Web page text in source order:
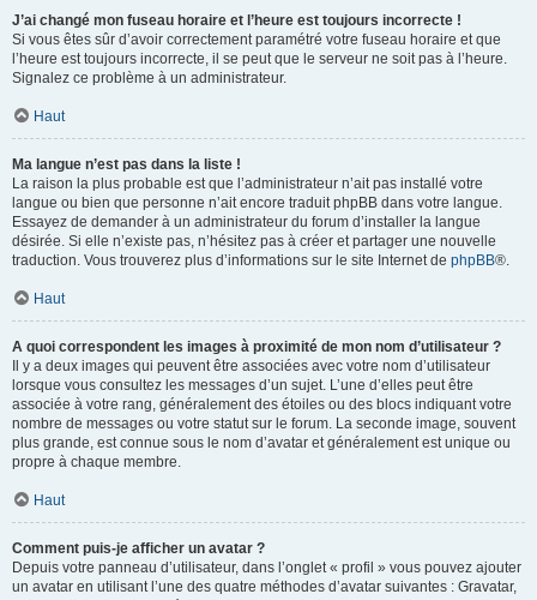
J’ai changé mon fuseau horaire et l’heure est toujours incorrecte !
Si vous êtes sûr d’avoir correctement paramétré votre fuseau horaire et que
l’heure est toujours incorrecte, il se peut que le serveur ne soit pas à l’heure.
Signalez ce problème à un administrateur.
Haut
Ma langue n’est pas dans la liste !
La raison la plus probable est que l’administrateur n’ait pas installé votre
langue ou bien que personne n’ait encore traduit phpBB dans votre langue.
Essayez de demander à un administrateur du forum d’installer la langue
désirée. Si elle n’existe pas, n’hésitez pas à créer et partager une nouvelle
traduction. Vous trouverez plus d’informations sur le site Internet de phpBB®.
Haut
A quoi correspondent les images à proximité de mon nom d’utilisateur ?
Il y a deux images qui peuvent être associées avec votre nom d’utilisateur
lorsque vous consultez les messages d’un sujet. L’une d’elles peut être
associée à votre rang, généralement des étoiles ou des blocs indiquant votre
nombre de messages ou votre statut sur le forum. La seconde image, souvent
plus grande, est connue sous le nom d’avatar et généralement est unique ou
propre à chaque membre.
Haut
Comment puis-je afficher un avatar ?
Depuis votre panneau d’utilisateur, dans l’onglet « profil » vous pouvez ajouter
un avatar en utilisant l’une des quatre méthodes d’avatar suivantes : Gravatar,